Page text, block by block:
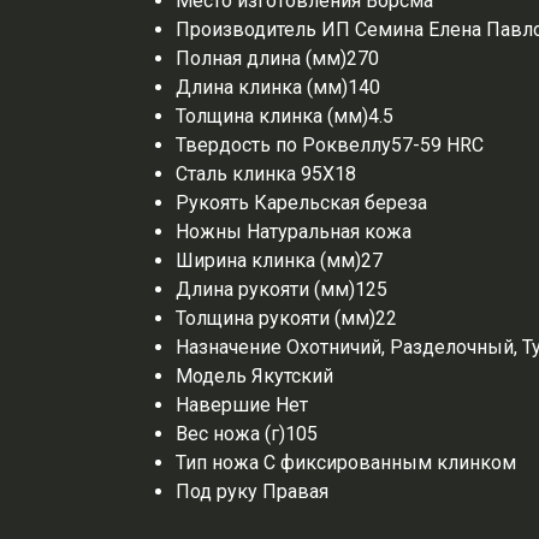
Производитель ИП Семина Елена
Полная длина (мм)270
Длина клинка (мм)140
Толщина клинка (мм)4.5
Твердость по Роквеллу57-59 HRC
Сталь клинка 95Х18
Рукоять Карельская береза
Ножны Натуральная кожа
Ширина клинка (мм)27
Длина рукояти (мм)125
Толщина рукояти (мм)22
Назначение Охотничий, Разделочный,
Модель Якутский
Навершие Нет
Вес ножа (г)105
Тип ножа С фиксированным клинком
Под руку Правая